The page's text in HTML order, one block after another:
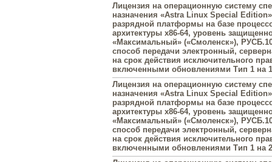
Лицензия на операционную систему
назначения «Astra Linux Special
разрядной платформы на базе
архитектуры х86-64, уровень
«Максимальный» («Смоленск»),
способ передачи электронный,
на срок действия исключительного
включенными обновлениями Тип 1 на
Лицензия на операционную систему
назначения «Astra Linux Special
разрядной платформы на базе
архитектуры х86-64, уровень
«Максимальный» («Смоленск»),
способ передачи электронный,
на срок действия исключительного
включенными обновлениями Тип 1 на